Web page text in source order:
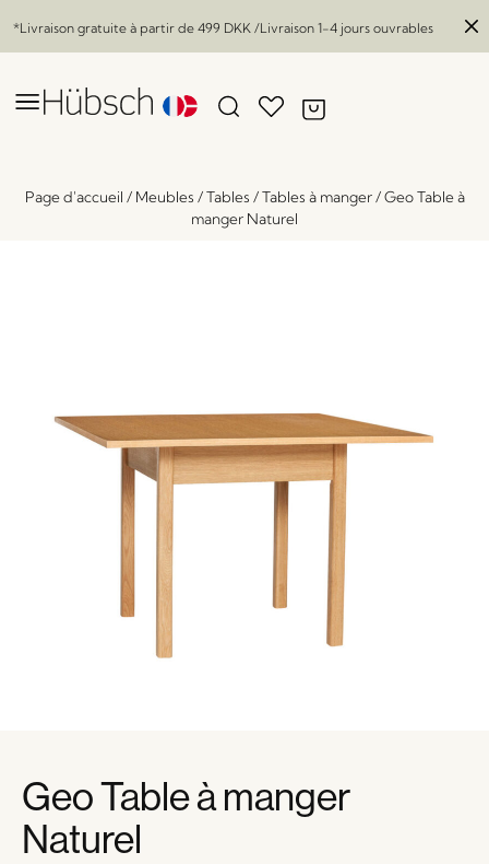
*Livraison gratuite à partir de 499 DKK /Livraison 1-4 jours ouvrables
Page d'accueil / Meubles /Tables /Tables à manger/Geo Table à
manger Naturel
Geo Table à manger
Naturel